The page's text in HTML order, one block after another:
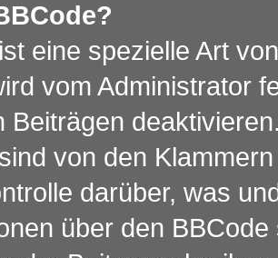
eine spezielle Art
vom Administrator
Beiträgen
von den
darüber, was
über den